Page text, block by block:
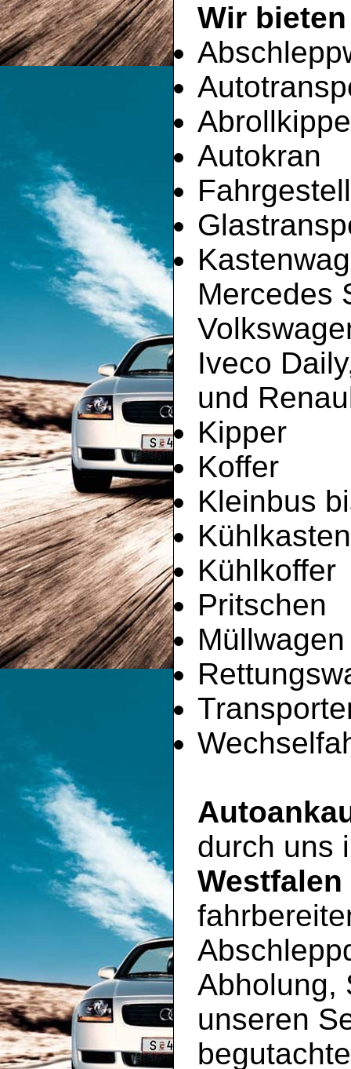
Wir
Autokran
Fahrgestell
Mercedes
Iveco
und
Kipper
Koffer
Kleinbus
Kühlkoffer
Pritschen
Müllwagen
durch uns
Westfalen
Abholung,
unseren